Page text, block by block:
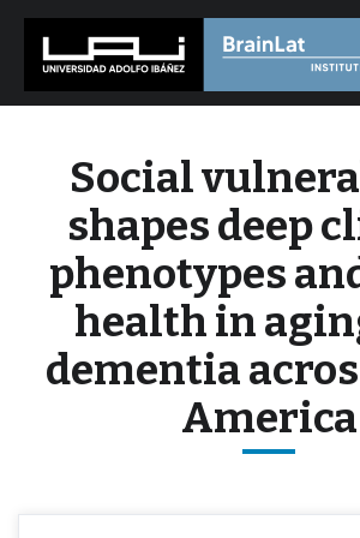
Social
shapes deep
phenotypes
health in
dementia
America